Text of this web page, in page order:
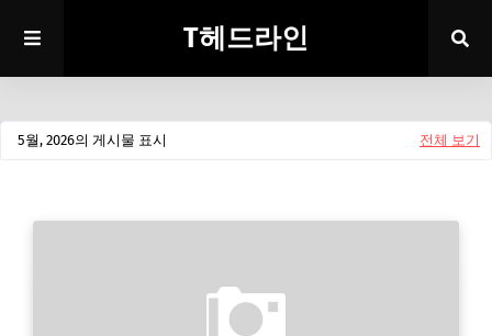
T헤드라인
5월, 2026의 게시물 표시 전체 보기